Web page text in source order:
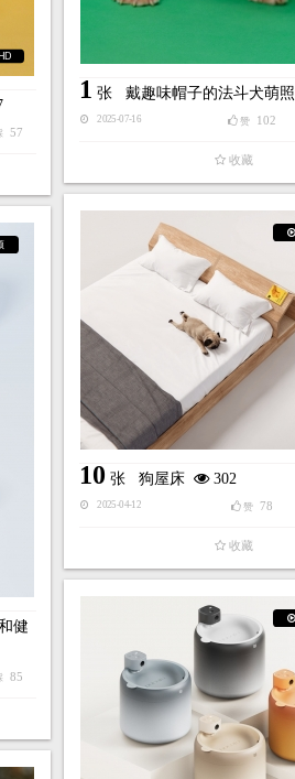
1 张 戴趣味帽子的法斗犬萌照
2025-07-16 赞 102
收藏
HD
57
10 张 狗屋床 302
2025-04-12 赞 78
收藏
健
85